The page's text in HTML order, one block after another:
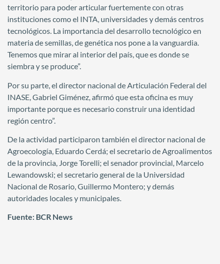
territorio para poder articular fuertemente con otras
instituciones como el INTA, universidades y demás centros
tecnológicos. La importancia del desarrollo tecnológico en
materia de semillas, de genética nos pone a la vanguardia.
Tenemos que mirar al interior del país, que es donde se
siembra y se produce”.
Por su parte, el director nacional de Articulación Federal del
INASE, Gabriel Giménez, afirmó que esta oficina es muy
importante porque es necesario construir una identidad
región centro”.
De la actividad participaron también el director nacional de
Agroecología, Eduardo Cerdá; el secretario de Agroalimentos
de la provincia, Jorge Torelli; el senador provincial, Marcelo
Lewandowski; el secretario general de la Universidad
Nacional de Rosario, Guillermo Montero; y demás
autoridades locales y municipales.
Fuente: BCR News